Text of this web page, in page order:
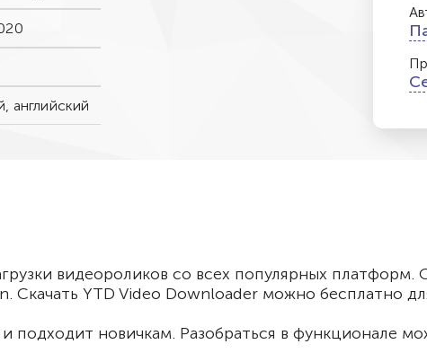
английский
видеороликов со всех популярных
Скачать YTD Video Downloader можно бесплатно
подходит новичкам. Разобраться в функционале